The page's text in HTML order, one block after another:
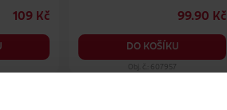
109 Kč 99.90 Kč
DO KOŠÍKU
Obj. č.: 607957